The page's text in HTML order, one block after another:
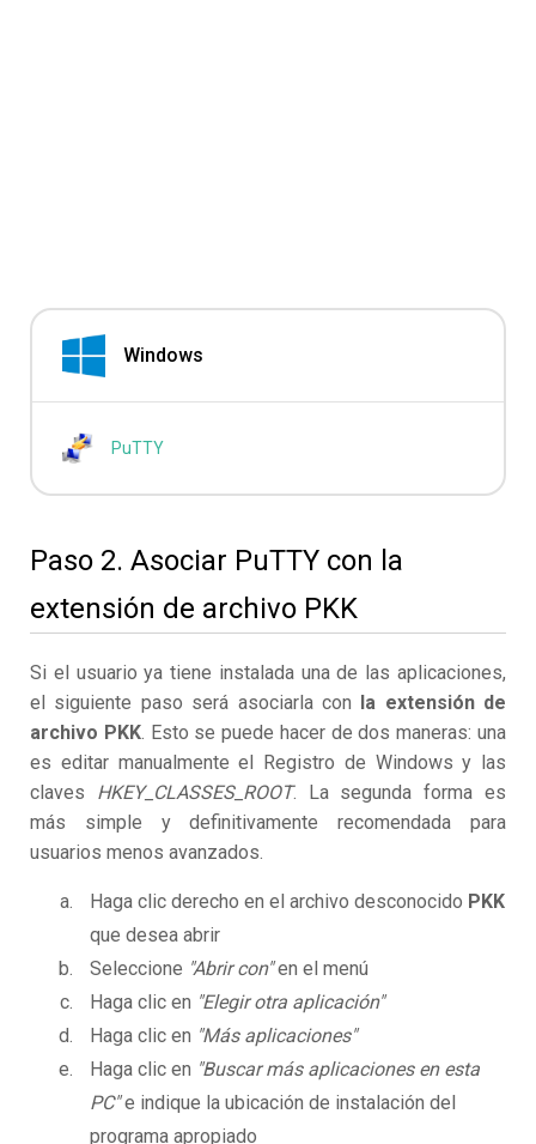
Windows
PuTTY
Paso 2. Asociar PuTTY con la
extensión de archivo PKK
Si el usuario ya tiene instalada una de las aplicaciones,
el siguiente paso será asociarla con la extensión de
archivo PKK. Esto se puede hacer de dos maneras: una
es editar manualmente el Registro de Windows y las
claves HKEY_CLASSES_ROOT. La segunda forma es
más simple y definitivamente recomendada para
usuarios menos avanzados.
Haga clic derecho en el archivo desconocido PKK
que desea abrir
Seleccione "Abrir con"en el menú
Haga clic en "Elegir otra aplicación"
Haga clic en "Más aplicaciones"
Haga clic en "Buscar más aplicaciones en esta
PC"e indique la ubicación de instalación del
programa apropiado